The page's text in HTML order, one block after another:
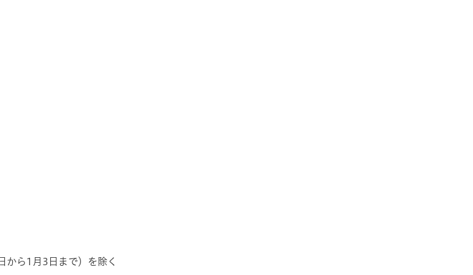
ら1月3日まで）を除く